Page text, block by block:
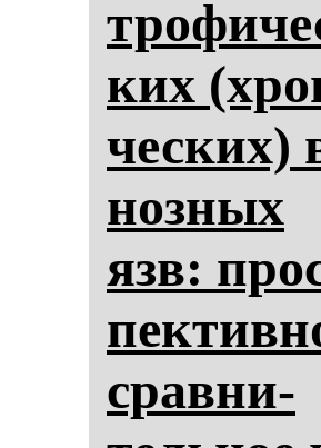
ких
чес­ких)
ноз­ных
язв:
срав­ни­